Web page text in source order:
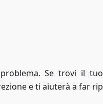
Se trovi il
e ti aiuterà a far